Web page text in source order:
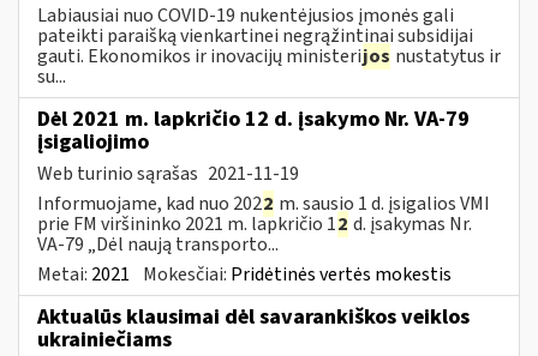
Labiausiai nuo COVID-19 nukentėjusios įmonės gali
pateikti paraišką vienkartinei negrąžintinai subsidijai
gauti. Ekonomikos ir inovacijų ministerijos nustatytus ir
su...
Dėl 2021 m. lapkričio 12 d. įsakymo Nr. VA-79
įsigaliojimo
Web turinio sąrašas 2021-11-19
Informuojame, kad nuo 2022 m. sausio 1 d. įsigalios VMI
prie FM viršininko 2021 m. lapkričio 12 d. įsakymas Nr.
VA-79 „Dėl naują transporto...
Metai: 2021 Mokesčiai: Pridėtinės vertės mokestis
Aktualūs klausimai dėl savarankiškos veiklos
ukrainiečiams